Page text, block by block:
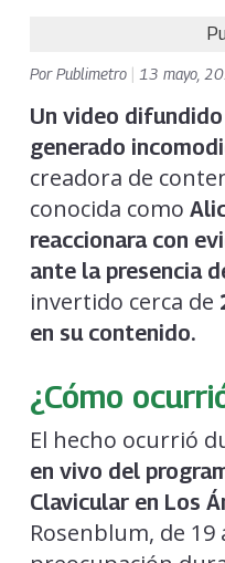
PorPublimetro 13 mayo,
Un video
generado
creadora de
conocida como
reaccionara con
ante la presencia
invertido cerca de
en su contenido.
¿Cómo
El hecho ocurrió
en vivo del
Clavicular en Los
Rosenblum, de